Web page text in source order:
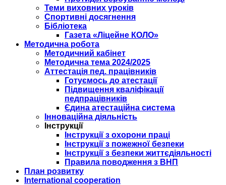
Теми виховних уроків
Спортивні досягнення
Бібліотека
Газета «Ліцейне КОЛО»
Методична робота
Методичний кабінет
Методична тема 2024/2025
Аттестація пед. працівників
Готуємось до атестації
Підвищення кваліфікації
педпрацівників
Єдина атестаційна система
Інноваційна діяльність
Інструкції
Інструкції з охорони праці
Інструкції з пожежної безпеки
Інструкції з безпеки життєдіяльності
Правила поводження з ВНП
План розвитку
International cooperation